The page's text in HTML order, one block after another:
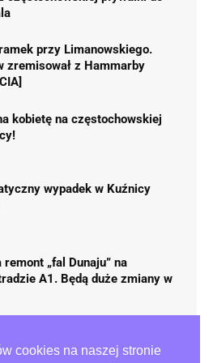
cookies na naszej stronie
przy Limanowskiego.
zremisował z Hammarby
kobietę na częstochowskiej
wypadek w Kuźnicy
remont „fal Dunaju” na
A1. Będą duże zmiany w
przy ulicy Zana w
Nie żyje mężczyzna